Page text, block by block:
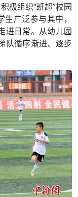
极组织“班超”校园
广泛参与其中，
进日常。从幼儿园
队循序渐进、逐步